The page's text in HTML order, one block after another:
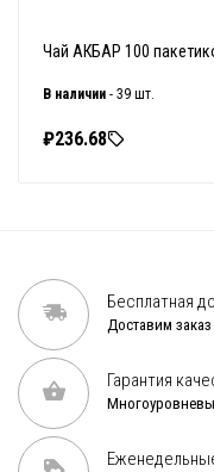
Чай АКБАР 100
В наличии - 39 шт.
₽236.68
Бесплатная
Доставим
Гарантия